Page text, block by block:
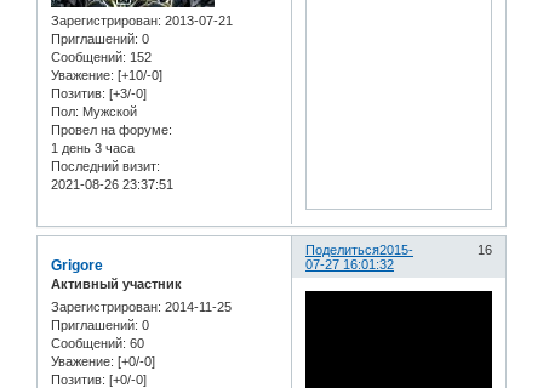
Зарегистрирован: 2013-07-21
Приглашений: 0
Сообщений: 152
Уважение: [+10/-0]
Позитив: [+3/-0]
Пол: Мужской
Провел на форуме:
1 день 3 часа
Последний визит:
2021-08-26 23:37:51
Поделиться 16
2015-
07-27 16:01:32
Grigore
Активный участник
Зарегистрирован: 2014-11-25
Приглашений: 0
Сообщений: 60
Уважение: [+0/-0]
Позитив: [+0/-0]